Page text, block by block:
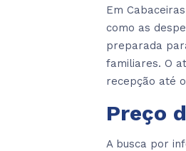
Em
como as
preparada
familiares. O
recepção até
Preço
A busca por